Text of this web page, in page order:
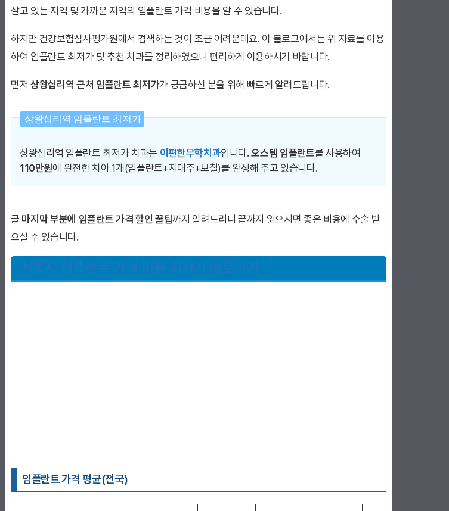
살고 있는 지역 및 가까운 지역의 임플란트 가격 비용을 알 수 있습니다.
하지만 건강보험심사평가원에서 검색하는 것이 조금 어려운데요. 이 블로그에서는 위 자료를 이용
하여 임플란트 최저가 및 추천 치과를 정리하였으니 편리하게 이용하시기 바랍니다.
먼저 상왕십리역 근처 임플란트 최저가가 궁금하신 분을 위해 빠르게 알려드립니다.
상왕십리역 임플란트 최저가
상왕십리역 임플란트 최저가 치과는 이편한무학치과입니다.오스템 임플란트를 사용하여
110만원에 완전한 치아 1개(임플란트+지대주+보철)를 완성해 주고 있습니다.
글 마지막 부분에 임플란트 가격 할인 꿀팁까지 알려드리니 끝까지 읽으시면 좋은 비용에 수술 받
으실 수 있습니다.
서울시 임플란트 가격 비용 최저가 바로가기
임플란트 가격 평균(전국)